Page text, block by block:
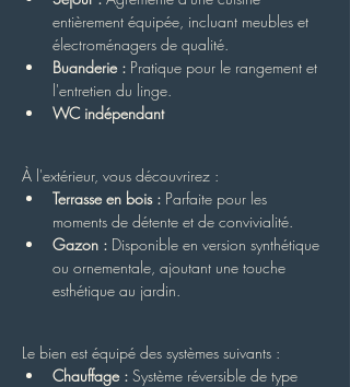
entièrement équipée, incluant meubles et
électroménagers de qualité.
Buanderie : Pratique pour le rangement et
l'entretien du linge.
WC indépendant
À l'extérieur, vous découvrirez :
Terrasse en bois : Parfaite pour les
moments de détente et de convivialité.
Gazon : Disponible en version synthétique
ou ornementale, ajoutant une touche
esthétique au jardin.
Le bien est équipé des systèmes suivants :
Chauffage : Système réversible de type